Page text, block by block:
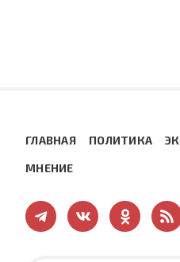
ГЛАВНАЯ ПОЛИТИКА
МНЕНИЕ